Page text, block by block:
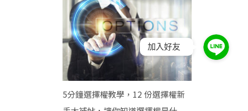
5分鐘選擇權教學，12 份選擇權新
加入好友